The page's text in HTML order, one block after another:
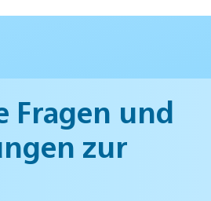
Fragen und
zur